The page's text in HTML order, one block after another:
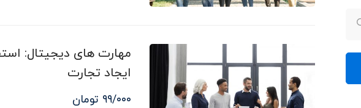
مهارت های دیجیتال:
ایجاد تجارت
۹۹/۰۰۰ تومان